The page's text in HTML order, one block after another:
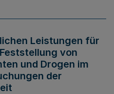
Leistungen für
von
und Drogen im
der